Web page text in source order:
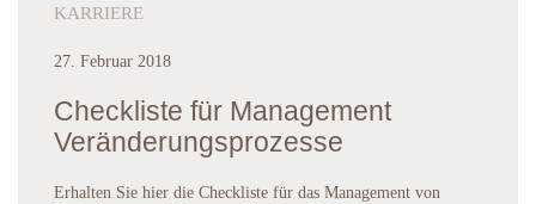
KARRIERE
27. Februar 2018
Checkliste für Management
Veränderungsprozesse
Erhalten Sie hier die Checkliste für das Management von